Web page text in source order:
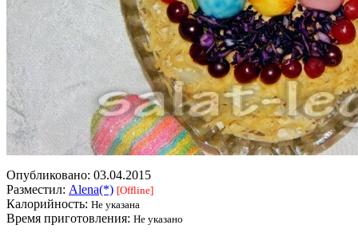
Опубликовано: 03.04.2015
Разместил: Alena(*) [Offline]
Калорийность: Не указана
Время приготовления: Не указано